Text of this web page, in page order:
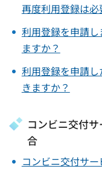
再度利用登録は必
利用登録を申請
ますか？
利用登録を申請
きますか？
コンビニ交付
合
コンビニ交付サー